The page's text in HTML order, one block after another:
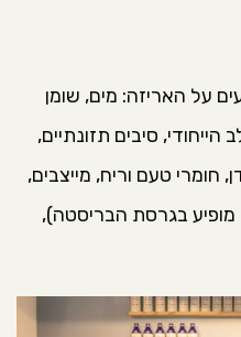
על האריזה: מים, שומן
הייחודי, סיבים תזונתיים,
חומרי טעם וריח, מייצבים,
בגרסת הבריסטה),